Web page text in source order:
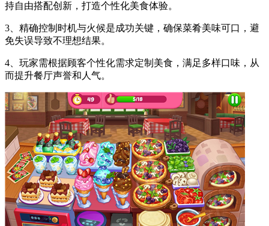
持自由搭配创新，打造个性化美食体验。
3、精确控制时机与火候是成功关键，确保菜肴美味可口，避
免失误导致不理想结果。
4、玩家需根据顾客个性化需求定制美食，满足多样口味，从
而提升餐厅声誉和人气。